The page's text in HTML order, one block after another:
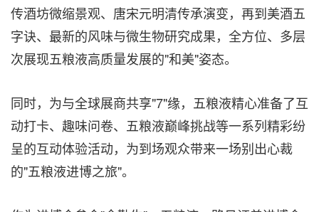
传酒坊微缩景观、唐宋元明清传承演变，再到美酒五
字诀、最新的风味与微生物研究成果，全方位、多层
次展现五粮液高质量发展的"和美"姿态。
同时，为与全球展商共享"7"缘，五粮液精心准备了互
动打卡、趣味问卷、五粮液巅峰挑战等一系列精彩纷
呈的互动体验活动，为到场观众带来一场别出心裁
的"五粮液进博之旅"。